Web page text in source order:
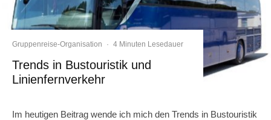
Gruppenreise-Organisation · 4 Minuten Lesedauer
Trends in Bustouristik und
Linienfernverkehr
Im heutigen Beitrag wende ich mich den Trends in Bustouristik